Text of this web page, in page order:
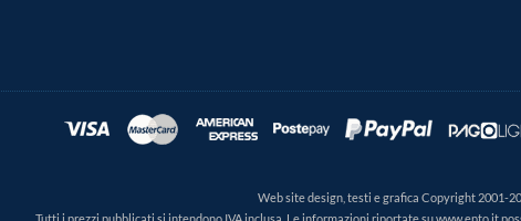
Web site design, testi e grafica Copyright 2001-